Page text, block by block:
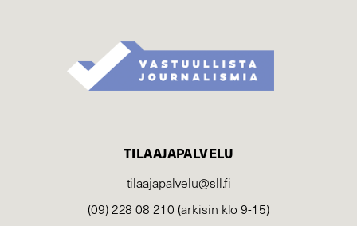
TILAAJAPALVELU
tilaajapalvelu@sll.fi
(09) 228 08 210 (arkisin klo 9-15)